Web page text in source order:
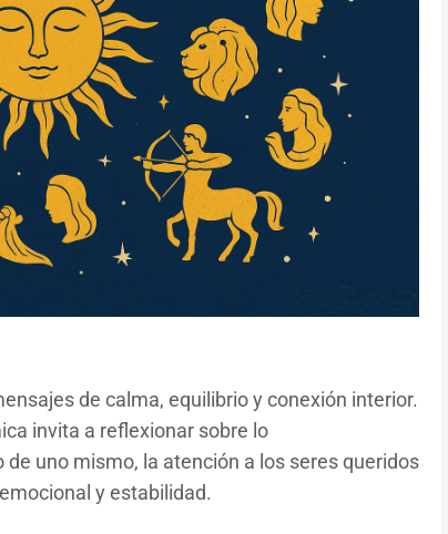
de calma, equilibrio y conexión interior.
invita a reflexionar sobre lo
uno mismo, la atención a los seres queridos
y estabilidad.